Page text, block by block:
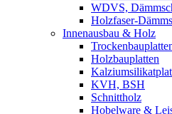
WDVS,
Holzfaser-
Innenausbau & Holz
Holzbauplatten
KVH, BSH
Schnittholz
Hobelware &